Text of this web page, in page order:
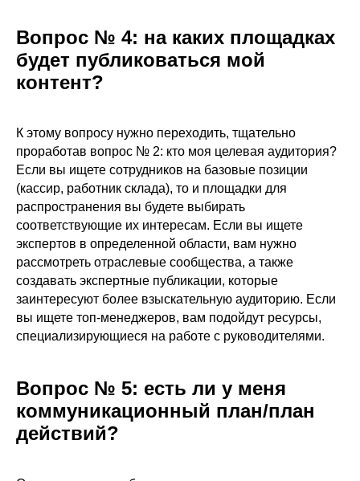
Вопрос № 4: на каких площадках
будет публиковаться мой
контент?
К этому вопросу нужно переходить, тщательно
проработав вопрос № 2: кто моя целевая аудитория?
Если вы ищете сотрудников на базовые позиции
(кассир, работник склада), то и площадки для
распространения вы будете выбирать
соответствующие их интересам. Если вы ищете
экспертов в определенной области, вам нужно
рассмотреть отраслевые сообщества, а также
создавать экспертные публикации, которые
заинтересуют более взыскательную аудиторию. Если
вы ищете топ-менеджеров, вам подойдут ресурсы,
специализирующиеся на работе с руководителями.
Вопрос № 5: есть ли у меня
коммуникационный план/план
действий?